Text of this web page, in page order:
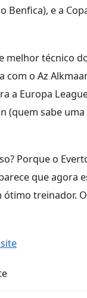
Benfica), e a
melhor técnico
o Az
a Europa
(quem sabe uma
Porque o
que agora
ótimo treinador.